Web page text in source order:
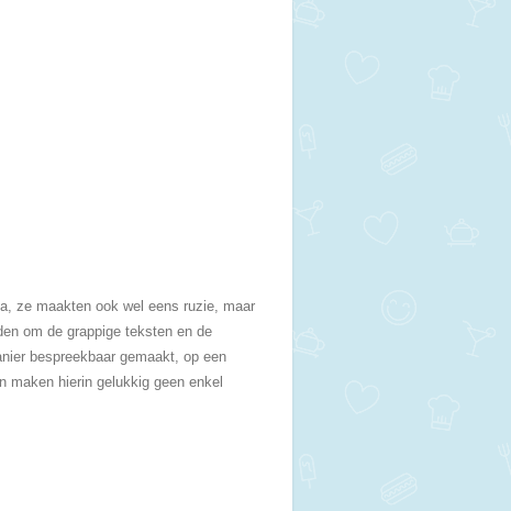
ze maakten ook wel eens ruzie, maar
om de grappige teksten en de
bespreekbaar gemaakt, op een
maken hierin gelukkig geen enkel